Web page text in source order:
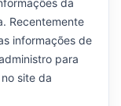
Recentemente
informações de
para
site da